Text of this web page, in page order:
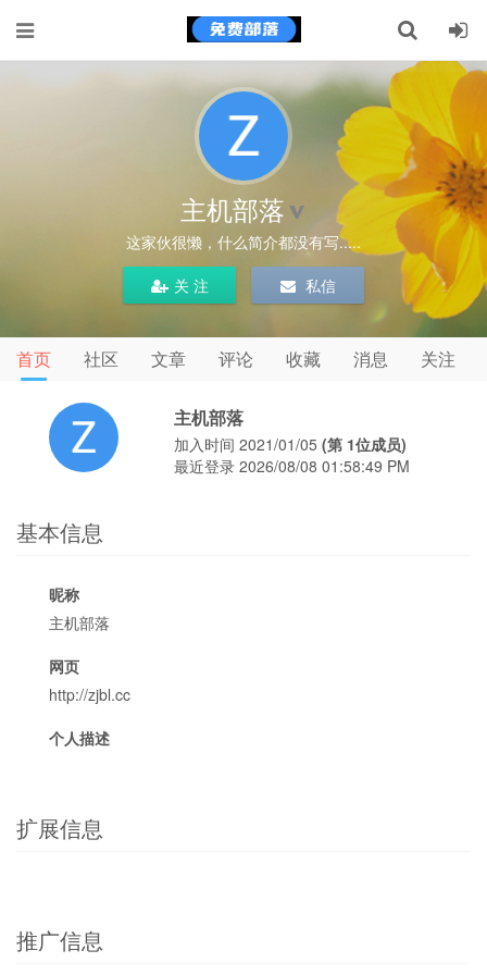
主机部落
这家伙很懒，什么简介都没有写.....
关 注
私信
首页 社区 文章 评论 收藏 消息 关注
主机部落
加入时间 2021/01/05 (第 1位成员)
最近登录 2026/08/08 01:58:49 PM
基本信息
昵称
主机部落
网页
http://zjbl.cc
个人描述
扩展信息
推广信息